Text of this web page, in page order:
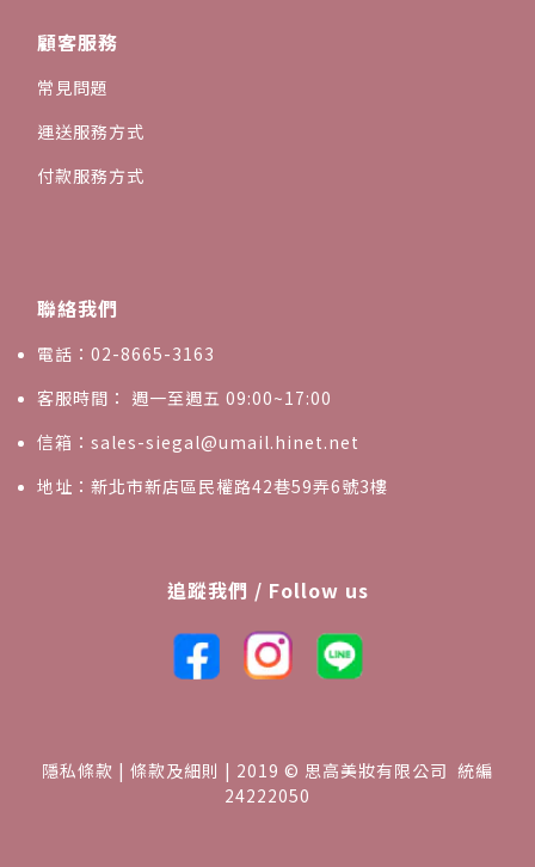
顧客服務
常見問題
運送服務方式
付款服務方式
聯絡我們
電話：02-8665-3163
客服時間： 週一至週五 09:00~17:00
信箱：sales-siegal@umail.hinet.net
地址：新北市新店區民權路42巷59弄6號3樓
追蹤我們 / Follow us
隱私條款 | 條款及細則 | 2019 © 思高美妝有限公司 統編
24222050